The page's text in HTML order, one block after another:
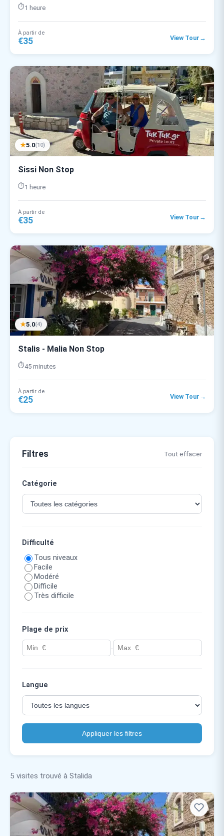
⏱️1 heure
À partir de
€35 View Tour →
★5.0(10)
Sissi Non Stop
⏱️1 heure
À partir de
€35 View Tour →
★5.0(4)
Stalis - Malia Non Stop
⏱️45 minutes
À partir de
€25 View Tour →
Filtres Tout effacer
Catégorie
Difficulté
Tous niveaux
Facile
Modéré
Difficile
Très difficile
Plage de prix
-
Langue
Appliquer les filtres
5 visites trouvé à Stalida